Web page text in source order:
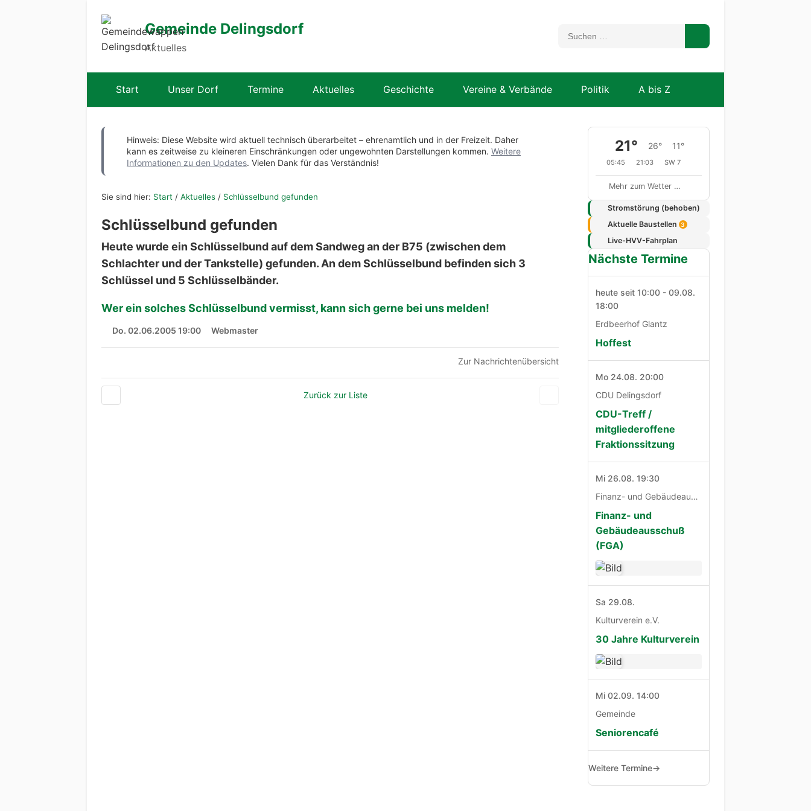
Gemeinde Delingsdorf
Aktuelles
Start Unser Dorf Termine Aktuelles Geschichte Vereine & Verbände Politik A bis Z
Hinweis: Diese Website wird aktuell technisch überarbeitet – ehrenamtlich und in der Freizeit. Daher
kann es zeitweise zu kleineren Einschränkungen oder ungewohnten Darstellungen kommen. Weitere
Informationen zu den Updates. Vielen Dank für das Verständnis!
Sie sind hier: Start / Aktuelles / Schlüsselbund gefunden
Schlüsselbund gefunden
Heute wurde ein Schlüsselbund auf dem Sandweg an der B75 (zwischen dem
Schlachter und der Tankstelle) gefunden. An dem Schlüsselbund befinden sich 3
Schlüssel und 5 Schlüsselbänder.
Wer ein solches Schlüsselbund vermisst, kann sich gerne bei uns melden!
Do. 02.06.2005 19:00 Webmaster
Zur Nachrichtenübersicht
Zurück zur Liste
21° 26° 11°
05:45 21:03 SW 7
Mehr zum Wetter …
Stromstörung (behoben)
Aktuelle Baustellen
3
Live-HVV-Fahrplan
Nächste Termine
heute seit 10:00 - 09.08.
18:00
Erdbeerhof Glantz
Hoffest
Mo 24.08. 20:00
CDU Delingsdorf
CDU-Treff /
mitgliederoffene
Fraktionssitzung
Mi 26.08. 19:30
Finanz- und Gebäudeausschuß
Finanz- und
Gebäudeausschuß
(FGA)
Sa 29.08.
Kulturverein e.V.
30 Jahre Kulturverein
Mi 02.09. 14:00
Gemeinde
Seniorencafé
Weitere Termine→